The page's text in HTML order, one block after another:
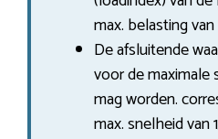
max. belasting
De afsluitende
voor de maximale
mag worden.
max. snelheid van